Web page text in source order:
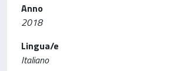
Anno
2018
Lingua/e
Italiano